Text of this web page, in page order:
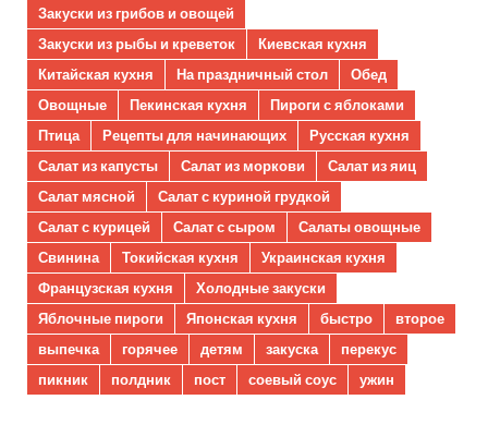
Закуски из грибов и овощей
Закуски из рыбы и креветок
Киевская кухня
Китайская кухня
На праздничный стол
Обед
Овощные
Пекинская кухня
Пироги с яблоками
Птица
Рецепты для начинающих
Русская кухня
Салат из капусты
Салат из моркови
Салат из яиц
Салат мясной
Салат с куриной грудкой
Салат с курицей
Салат с сыром
Салаты овощные
Свинина
Токийская кухня
Украинская кухня
Французская кухня
Холодные закуски
Яблочные пироги
Японская кухня быстро
второе
выпечка
горячее детям закуска
перекус
пикник
полдник пост соевый соус ужин